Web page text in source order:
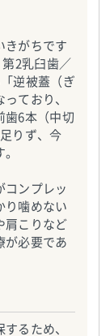
きがちです
2乳臼歯／
逆被蓋（ぎ
ており、
歯6本（中切
りず、今
コンプレッ
り噛めない
肩こりなど
が必要であ
るため、